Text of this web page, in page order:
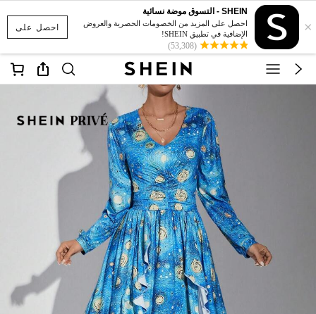
احصل على ×
SHEIN - التسوق موضة نسائية
احصل على المزيد من الخصومات الحصرية والعروض
الإضافية في تطبيق SHEIN!
(53,308)